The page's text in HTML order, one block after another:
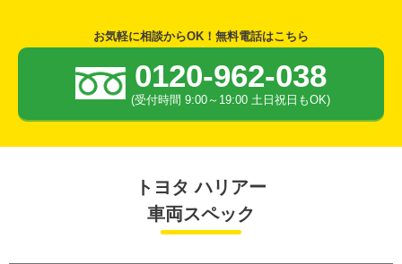
お気軽に相談からOK！無料電話はこちら
0120-962-038
(受付時間 9:00～19:00 土日祝日もOK)
トヨタ ハリアー
車両スペック